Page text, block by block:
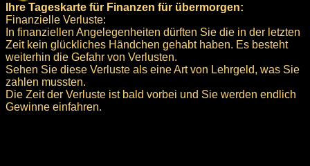
Ihre Tageskarte für Finanzen für übermorgen:
Finanzielle Verluste:
In finanziellen Angelegenheiten dürften Sie die in der letzten
Zeit kein glückliches Händchen gehabt haben. Es besteht
weiterhin die Gefahr von Verlusten.
Sehen Sie diese Verluste als eine Art von Lehrgeld, was Sie
zahlen mussten.
Die Zeit der Verluste ist bald vorbei und Sie werden endlich
Gewinne einfahren.